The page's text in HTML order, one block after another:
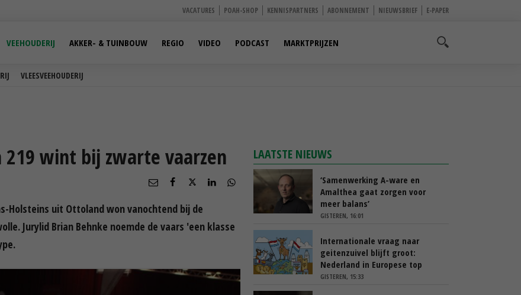
VACATURES POAH-SHOP KENNISPARTNERS ABONNEMENT NIEUWSBRIEF E-PAPER
VLEESVEEHOUDERIJ
VEEHOUDERIJ AKKER- & TUINBOUW REGIO VIDEO PODCAST MARKTPRIJZEN
219 wint bij zwarte vaarzen
Holsteins uit Ottoland won vanochtend bij de
Jurylid Brian Behnke noemde de vaars 'een klasse
LAATSTE NIEUWS
‘Samenwerking A-ware en
Amalthea gaat zorgen voor
meer balans’
GISTEREN, 16:01
Internationale vraag naar
geitenzuivel blijft groot:
Nederland in Europese top
GISTEREN, 15:33